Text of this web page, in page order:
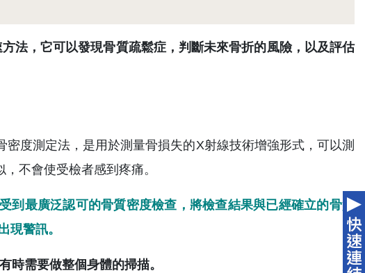
法，它可以發現骨質疏鬆症，判斷未來骨折的風險，以及評估
度測定法，是用於測量骨損失的X射線技術增強形式，可以測
不會使受檢者感到疼痛。
到最廣泛認可的骨質密度檢查，將檢查結果與已經確立的骨質
現警訊。
時需要做整個身體的掃描。